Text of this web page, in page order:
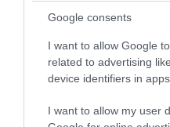
Google consents
I want to allow Google
related to advertising
device identifiers in apps.
I want to allow my user
Αυτά είναι τα
εξαφανίστηκαν
και κανείς δεν το